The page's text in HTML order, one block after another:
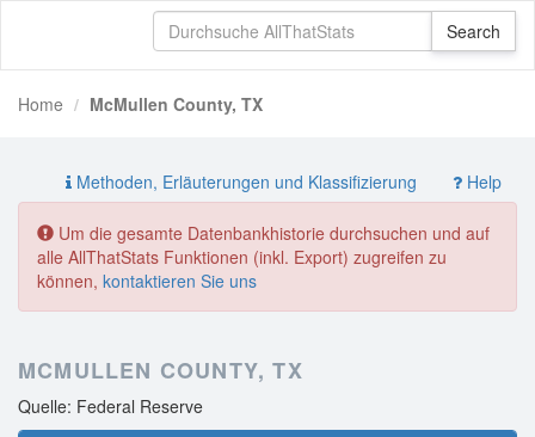
Home McMullen County, TX
Methoden, Erläuterungen und Klassifizierung Help
Um die gesamte Datenbankhistorie durchsuchen und auf
alle AllThatStats Funktionen (inkl. Export) zugreifen zu
können, kontaktieren Sie uns
MCMULLEN COUNTY, TX
Quelle: Federal Reserve